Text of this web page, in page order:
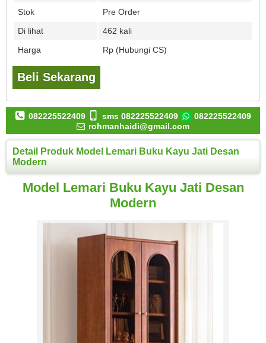
Stok
Pre Order
Di lihat
462 kali
Harga
Rp (Hubungi CS)
Beli Sekarang
082225522409 sms 082225522409
082225522409
rohmanhaidi@gmail.com
Detail Produk Model Lemari Buku Kayu Jati Desan
Modern
Model Lemari Buku Kayu Jati Desan
Modern